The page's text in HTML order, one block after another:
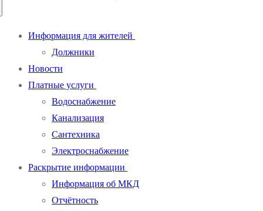
Информация для жителей
Должники
Новости
Платные услуги
Водоснабжение
Канализация
Сантехника
Электроснабжение
Раскрытие информации
Информация об МКД
Отчётность